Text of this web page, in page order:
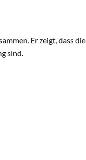
Er zeigt, dass die
sind.